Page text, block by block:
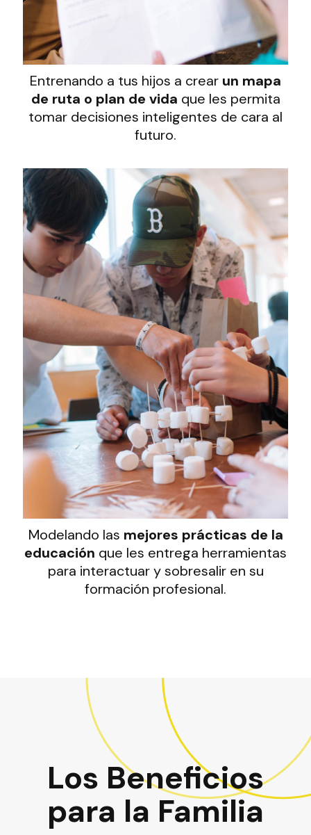
Entrenando a tus hijos a crear un mapa
de ruta o plan de vida que les permita
tomar decisiones inteligentes de cara al
futuro.
Modelando las mejores prácticas de la
educación que les entrega herramientas
para interactuar y sobresalir en su
formación profesional.
Los Beneficios
para la Familia